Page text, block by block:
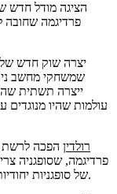
פרדיגמה שחובה
שמשחקי מחשב
ייצרה תשתית
עולמות שהיו
רולדין הפכה לרשת
פרדיגמה, שסופגניה
של סופגניות יחודיות, שהפכו מודל לחיקוי והפכו אותה למובילת השוק.